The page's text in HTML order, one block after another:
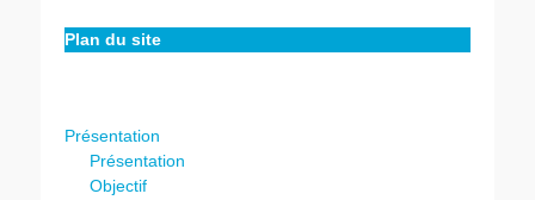
Plan du site
Présentation
Présentation
Objectif